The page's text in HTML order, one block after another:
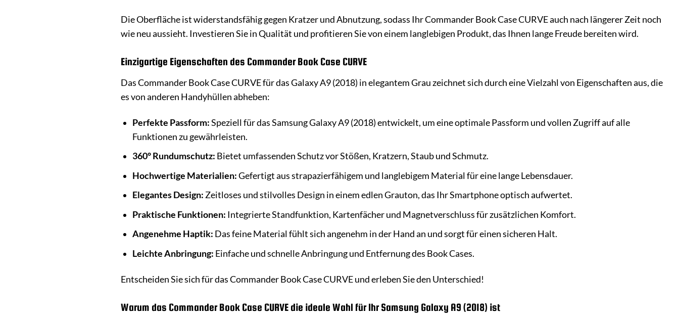
Die Oberfläche ist widerstandsfähig gegen Kratzer und Abnutzung, sodass Ihr Commander Book Case CURVE auch nach längerer Zeit noch
wie neu aussieht. Investieren Sie in Qualität und profitieren Sie von einem langlebigen Produkt, das Ihnen lange Freude bereiten wird.
Einzigartige Eigenschaften des Commander Book Case CURVE
Das Commander Book Case CURVE für das Galaxy A9 (2018) in elegantem Grau zeichnet sich durch eine Vielzahl von Eigenschaften aus, die
es von anderen Handyhüllen abheben:
Perfekte Passform:Speziell für das Samsung Galaxy A9 (2018) entwickelt, um eine optimale Passform und vollen Zugriff auf alle
Funktionen zu gewährleisten.
360° Rundumschutz: Bietet umfassenden Schutz vor Stößen, Kratzern, Staub und Schmutz.
Hochwertige Materialien:Gefertigt aus strapazierfähigem und langlebigem Material für eine lange Lebensdauer.
Elegantes Design:Zeitloses und stilvolles Design in einem edlen Grauton, das Ihr Smartphone optisch aufwertet.
Praktische Funktionen: Integrierte Standfunktion, Kartenfächer und Magnetverschluss für zusätzlichen Komfort.
Angenehme Haptik: Das feine Material fühlt sich angenehm in der Hand an und sorgt für einen sicheren Halt.
Leichte Anbringung: Einfache und schnelle Anbringung und Entfernung des Book Cases.
Entscheiden Sie sich für das Commander Book Case CURVE und erleben Sie den Unterschied!
Warum das Commander Book Case CURVE die ideale Wahl für Ihr Samsung Galaxy A9 (2018) ist